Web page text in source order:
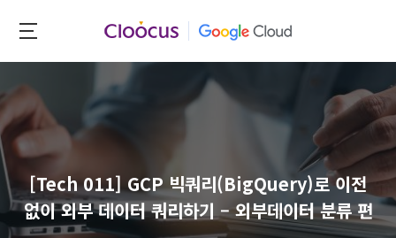
main
content
루
커
스
[Tech 011] GCP 빅쿼리(BigQuery)로 이전
없이 외부 데이터 쿼리하기 – 외부데이터 분류 편